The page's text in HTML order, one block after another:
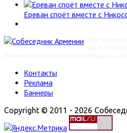
Ереван споёт вместе с
Контакты
Реклама
Баннеры
Copyright © 2011 - 2026